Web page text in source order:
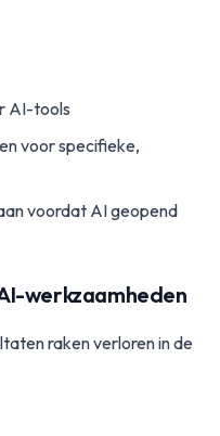
AI-tools
voor specifieke,
voordat AI geopend
werkzaamheden
raken verloren in de